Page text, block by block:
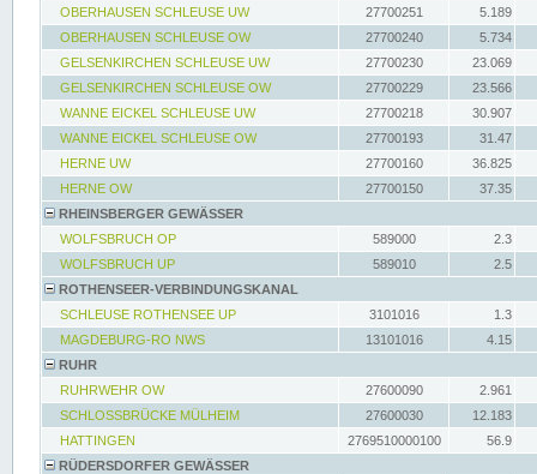
OBERHAUSEN SCHLEUSE UW
27700251
5.189
OBERHAUSEN SCHLEUSE OW
27700240
5.734
GELSENKIRCHEN SCHLEUSE UW
27700230
23.069
GELSENKIRCHEN SCHLEUSE OW
27700229
23.566
WANNE EICKEL SCHLEUSE UW
27700218
30.907
WANNE EICKEL SCHLEUSE OW
27700193
31.47
HERNE UW
27700160
36.825
HERNE OW
27700150
37.35
RHEINSBERGER GEWÄSSER
WOLFSBRUCH OP
589000
2.3
WOLFSBRUCH UP
589010
2.5
ROTHENSEER-VERBINDUNGSKANAL
SCHLEUSE ROTHENSEE UP
3101016
1.3
MAGDEBURG-RO NWS
13101016
4.15
RUHR
RUHRWEHR OW
27600090
2.961
SCHLOSSBRÜCKE MÜLHEIM
27600030
12.183
HATTINGEN
2769510000100
56.9
RÜDERSDORFER GEWÄSSER